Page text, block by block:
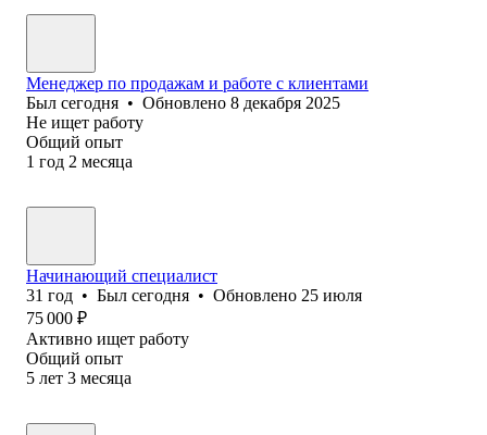
Менеджер по продажам и работе с клиентами
Был сегодня • Обновлено 8 декабря 2025
Не ищет работу
Общий опыт
1 год 2 месяца
Начинающий специалист
31 год • Был сегодня • Обновлено 25 июля
75 000 ₽
Активно ищет работу
Общий опыт
5 лет 3 месяца